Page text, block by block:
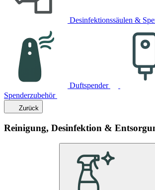
Desinfektionssäulen &
Duftspender
Spenderzubehör
Zurück
Reinigung, Desinfektion &